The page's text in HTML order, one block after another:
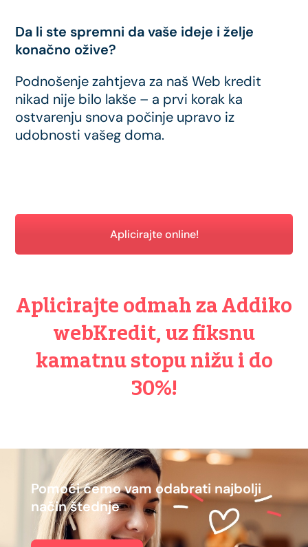
Da li ste spremni da vaše ideje i želje
konačno ožive?
Podnošenje zahtjeva za naš Web kredit
nikad nije bilo lakše – a prvi korak ka
ostvarenju snova počinje upravo iz
udobnosti vašeg doma.
Aplicirajte online!
Aplicirajte odmah za Addiko
webKredit, uz fiksnu
kamatnu stopu nižu i do
30%!
Pomoći ćemo vam odabrati najbolji
način štednje